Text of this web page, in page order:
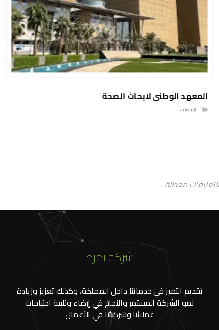
المعهد الوطنى لابحاث الصحة
الخدمات
التعليقات معطلة
شركة تمره
تقديم التميز في خدماتنا داخل المملكة، وكذلك تعزيز وزيادة
نمو الشركة المستمر والنجاح في إرضاء وتلبية احتياجات
عملائنا وشركائنا في الأعمال